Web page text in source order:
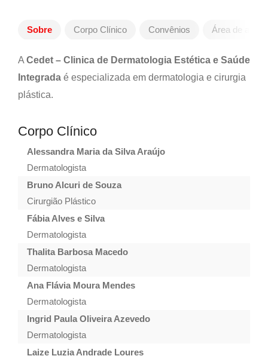
Sobre Corpo Clínico Convênios Área de
A Cedet – Clinica de Dermatologia Estética e Saúde
Integrada é especializada em dermatologia e cirurgia
plástica.
Corpo Clínico
Alessandra Maria da Silva Araújo
Dermatologista
Bruno Alcuri de Souza
Cirurgião Plástico
Fábia Alves e Silva
Dermatologista
Thalita Barbosa Macedo
Dermatologista
Ana Flávia Moura Mendes
Dermatologista
Ingrid Paula Oliveira Azevedo
Dermatologista
Laize Luzia Andrade Loures